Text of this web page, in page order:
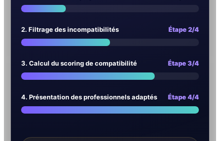
2. Filtrage des incompatibilités Étape 2/4
3. Calcul du scoring de compatibilité Étape 3/4
4. Présentation des professionnels adaptés Étape 4/4